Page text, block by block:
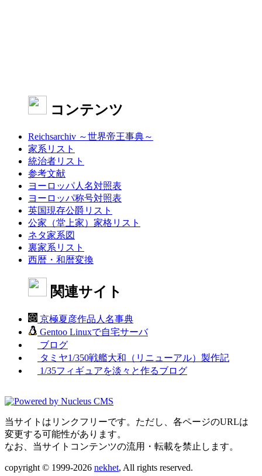
コンテンツ
Reichsarchiv ～世界帝王事典～
家系リスト
統治者リスト
参考文献
ヨーロッパ人名対照表
ヨーロッパ称号対照表
英国現存公爵リスト
公家（堂上家）家格リスト
ネタ家系図
裏家系リスト
西暦・和暦変換
関連サイト
京極夏彦作品人名事典
Gentoo Linuxで自宅サーバ
ブログ
タミヤ1/350戦艦大和（リニューアル）製作記
1/35フィギュアを淡々と作るブログ
当サイトはリンクフリーです。ただし、各ページのURLは
変更する可能性があります。
なお、当サイトコンテンツの流用・転載を禁止します。
copyright © 1999-2026 nekhet, All rights reserved.